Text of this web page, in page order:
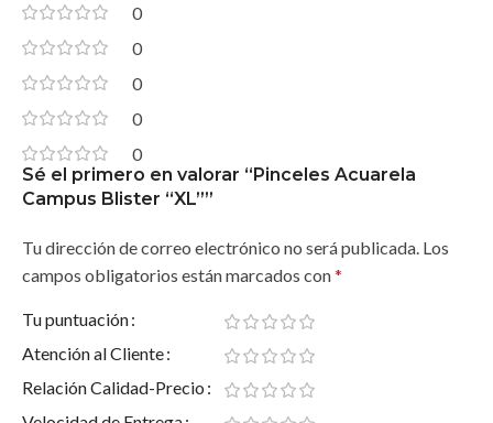
0
0
0
0
0
Sé el primero en valorar “Pinceles Acuarela
Campus Blister “XL””
Tu dirección de correo electrónico no será publicada. Los
campos obligatorios están marcados con*
Tu puntuación
Atención al Cliente
Relación Calidad-Precio